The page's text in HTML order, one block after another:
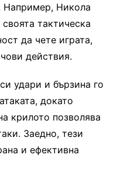
Например, Никола
тактическа
да чете играта,
действия.
удари и бързина го
докато
крилото позволява
Заедно, тези
и ефективна